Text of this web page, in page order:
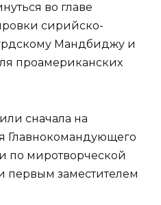
во главе
сирийско-
Мандбиджу и
проамериканских
сначала на
Главнокомандующего
по миротворческой
первым заместителем